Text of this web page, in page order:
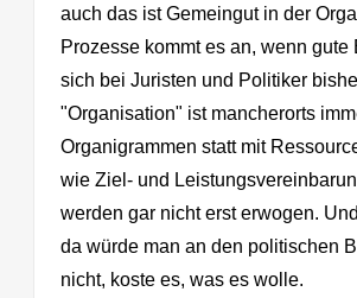
auch das ist Gemeingut in der
Prozesse kommt es an, wenn
sich bei Juristen und Politiker
"Organisation" ist mancherorts
Organigrammen statt mit
wie Ziel- und
werden gar nicht erst erwogen.
da würde man an den politischen
nicht, koste es, was es wolle.